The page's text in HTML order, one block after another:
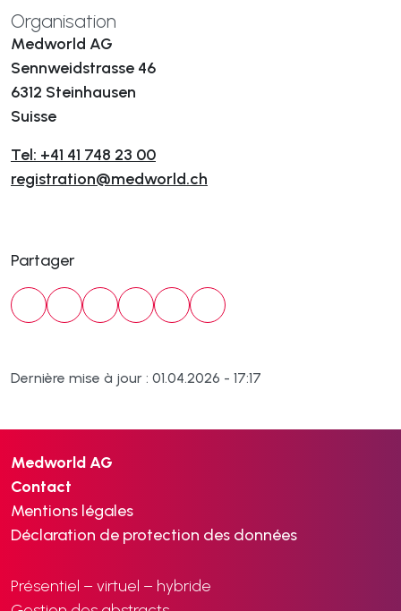
Organisation
Medworld AG
Sennweidstrasse 46
6312 Steinhausen
Suisse
Tel: +41 41 748 23 00
registration@medworld.ch
Partager
Dernière mise à jour : 01.04.2026 - 17:17
Medworld AG
Contact
Mentions légales
Déclaration de protection des données
Présentiel – virtuel – hybride